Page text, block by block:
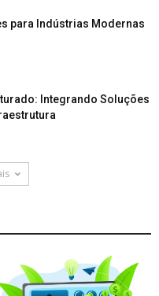
para Indústrias Modernas
Integrando Soluções